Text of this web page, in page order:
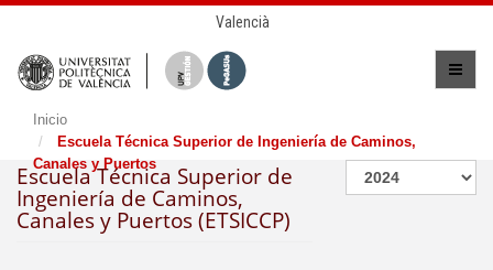
Valencià
Inicio
Escuela Técnica Superior de Ingeniería de Caminos,
Canales y Puertos
Escuela Técnica Superior de
Ingeniería de Caminos,
Canales y Puertos (ETSICCP)